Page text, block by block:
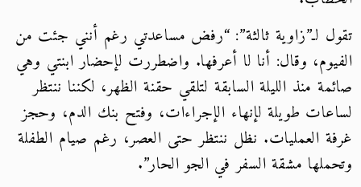
تقول لـ”زاوية ثالثة”: “رفض مساعدتي رغم أنني جئت من
الفيوم، وقال: أنا لا أعرفها. واضطررت لإحضار ابنتي وهي
صائمة منذ الليلة السابقة لتلقي حقنة الظهر، لكننا ننتظر
لساعات طويلة لإنهاء الإجراءات، وفتح بنك الدم، وحجز
غرفة العمليات. نظل ننتظر حتى العصر، رغم صيام الطفلة
وتحملها مشقة السفر في الجو الحار”.